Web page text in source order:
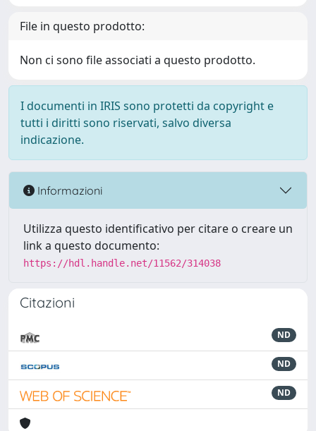
File in questo prodotto:
Non ci sono file associati a questo prodotto.
I documenti in IRIS sono protetti da copyright e
tutti i diritti sono riservati, salvo diversa
indicazione.
Informazioni
Utilizza questo identificativo per citare o creare un
link a questo documento:
https://hdl.handle.net/11562/314038
Citazioni
ND
ND
ND